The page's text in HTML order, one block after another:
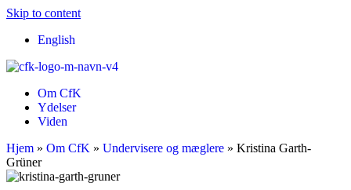
Skip to content
English
Om CfK
Ydelser
Viden
Hjem » Om CfK » Undervisere og mæglere » Kristina Garth-
Grüner